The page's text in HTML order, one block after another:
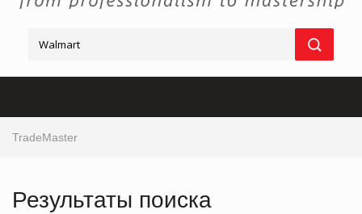
TradeMaster
Результаты поиска